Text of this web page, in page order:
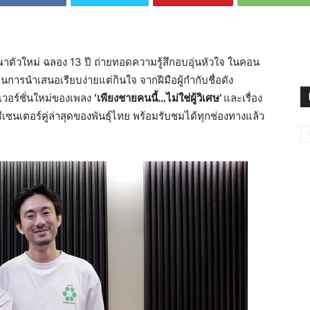
วใหม่ ฉลอง 13 ปี ถ่ายทอดความรู้สึกอบอุ่นหัวใจ ในคอน
การนำเสนอเรียบง่ายแต่กินใจ จากฝีมือผู้กำกับชื่อดัง
อร์ชั่นใหม่ของเพลง ‘เพียงชายคนนี้…ไม่ใช่ผู้วิเศษ’ และเรื่อง
ซนเตอร์คู่ล่าสุดของพันธุ์ไทย พร้อมรับชมได้ทุกช่องทางแล้ว